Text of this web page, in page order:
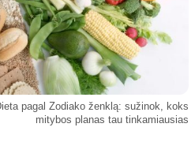
Slapukų politika
pagal Zodiako ženklą: sužinok, koks
mitybos planas tau tinkamiausias